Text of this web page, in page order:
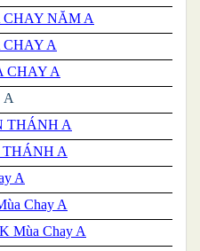
CHAY NĂM A
A
CHAY A
A
THÁNH A
A
A
Chay A
Mùa Chay A